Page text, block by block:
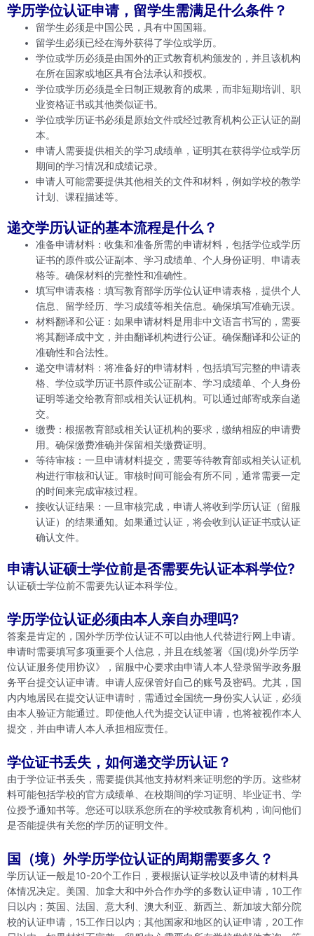
学历学位认证申请，留学生需满足什么条件？
留学生必须是中国公民，具有中国国籍。
留学生必须已经在海外获得了学位或学历。
学位或学历必须是由国外的正式教育机构颁发的，并且该机构
在所在国家或地区具有合法承认和授权。
学位或学历必须是全日制正规教育的成果，而非短期培训、职
业资格证书或其他类似证书。
学位或学历证书必须是原始文件或经过教育机构公正认证的副
本。
申请人需要提供相关的学习成绩单，证明其在获得学位或学历
期间的学习情况和成绩记录。
申请人可能需要提供其他相关的文件和材料，例如学校的教学
计划、课程描述等。
递交学历认证的基本流程是什么？
准备申请材料：收集和准备所需的申请材料，包括学位或学历
证书的原件或公证副本、学习成绩单、个人身份证明、申请表
格等。确保材料的完整性和准确性。
填写申请表格：填写教育部学历学位认证申请表格，提供个人
信息、留学经历、学习成绩等相关信息。确保填写准确无误。
材料翻译和公证：如果申请材料是用非中文语言书写的，需要
将其翻译成中文，并由翻译机构进行公证。确保翻译和公证的
准确性和合法性。
递交申请材料：将准备好的申请材料，包括填写完整的申请表
格、学位或学历证书原件或公证副本、学习成绩单、个人身份
证明等递交给教育部或相关认证机构。可以通过邮寄或亲自递
交。
缴费：根据教育部或相关认证机构的要求，缴纳相应的申请费
用。确保缴费准确并保留相关缴费证明。
等待审核：一旦申请材料提交，需要等待教育部或相关认证机
构进行审核和认证。审核时间可能会有所不同，通常需要一定
的时间来完成审核过程。
接收认证结果：一旦审核完成，申请人将收到学历认证（留服
认证）的结果通知。如果通过认证，将会收到认证证书或认证
确认文件。
申请认证硕士学位前是否需要先认证本科学位?
认证硕士学位前不需要先认证本科学位。
学历学位认证必须由本人亲自办理吗?
答案是肯定的，国外学历学位认证不可以由他人代替进行网上申请。
申请时需要填写多项重要个人信息，并且在线签署《国(境)外学历学
位认证服务使用协议》，留服中心要求由申请人本人登录留学政务服
务平台提交认证申请。申请人应保管好自己的账号及密码。尤其，国
内内地居民在提交认证申请时，需通过全国统一身份实人认证，必须
由本人验证方能通过。即使他人代为提交认证申请，也将被视作本人
提交，并由申请人本人承担相应责任。
学位证书丢失，如何递交学历认证？
由于学位证书丢失，需要提供其他支持材料来证明您的学历。这些材
料可能包括学校的官方成绩单、在校期间的学习证明、毕业证书、学
位授予通知书等。您还可以联系您所在的学校或教育机构，询问他们
是否能提供有关您的学历的证明文件。
国（境）外学历学位认证的周期需要多久？
学历认证一般是10-20个工作日，要根据认证学校以及申请的材料具
体情况决定。美国、加拿大和中外合作办学的多数认证申请，10工作
日以内；英国、法国、意大利、澳大利亚、新西兰、新加坡大部分院
校的认证申请，15工作日以内；其他国家和地区的认证申请，20工作